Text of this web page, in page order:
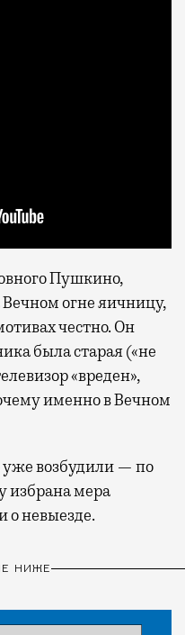
Пушкино,
Вечном огне яичницу,
честно. Он
была старая («не
«вреден»,
именно в Вечном
уже возбудили — по
избрана мера
о невыезде.
НИЖЕ